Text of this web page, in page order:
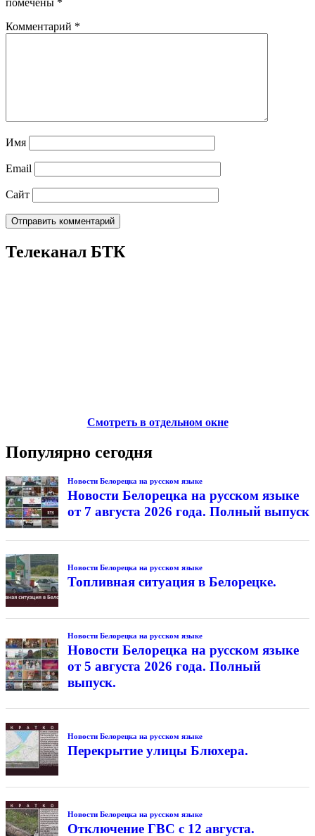
помечены *
Комментарий *
Имя
Email
Сайт
Телеканал БТК
Смотреть в отдельном окне
Популярно сегодня
Новости Белорецка на русском языке
Новости Белорецка на русском языке
от 7 августа 2026 года. Полный выпуск
Новости Белорецка на русском языке
Топливная ситуация в Белорецке.
Новости Белорецка на русском языке
Новости Белорецка на русском языке
от 5 августа 2026 года. Полный
выпуск.
Новости Белорецка на русском языке
Перекрытие улицы Блюхера.
Новости Белорецка на русском языке
Отключение ГВС с 12 августа.